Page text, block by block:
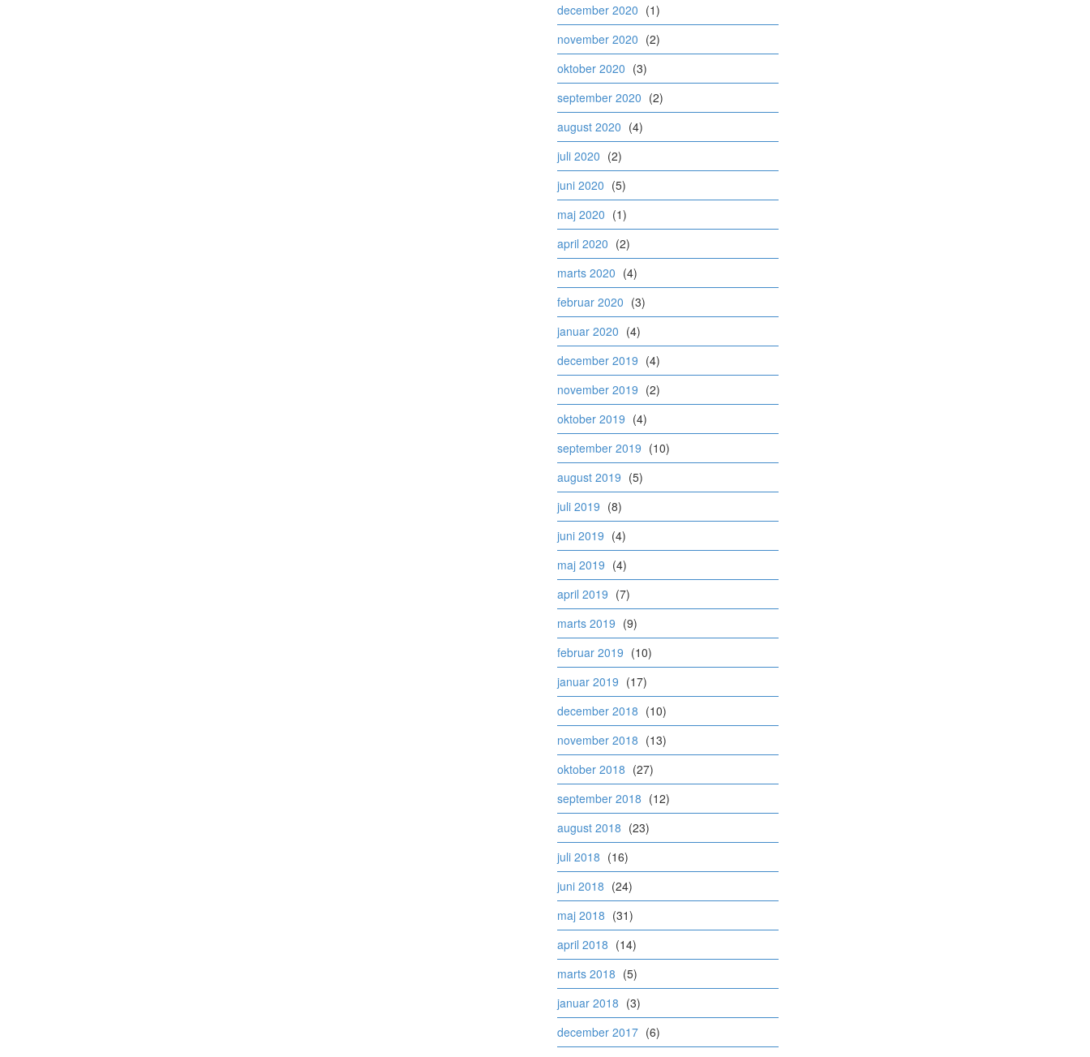
december 2020 (1)
november 2020 (2)
oktober 2020 (3)
september 2020 (2)
august 2020 (4)
juli 2020 (2)
juni 2020 (5)
maj 2020 (1)
april 2020 (2)
marts 2020 (4)
februar 2020 (3)
januar 2020 (4)
december 2019 (4)
november 2019 (2)
oktober 2019 (4)
september 2019 (10)
august 2019 (5)
juli 2019 (8)
juni 2019 (4)
maj 2019 (4)
april 2019 (7)
marts 2019 (9)
februar 2019 (10)
januar 2019 (17)
december 2018 (10)
november 2018 (13)
oktober 2018 (27)
september 2018 (12)
august 2018 (23)
juli 2018 (16)
juni 2018 (24)
maj 2018 (31)
april 2018 (14)
marts 2018 (5)
januar 2018 (3)
december 2017 (6)